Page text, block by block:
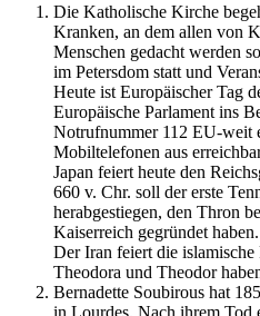
Die Katholische Kirche
Kranken, an dem allen von
Menschen gedacht werden
im Petersdom statt und
Heute ist Europäischer Tag
Europäische Parlament ins
Notrufnummer 112 EU-weit
Mobiltelefonen aus
Japan feiert heute den
660 v. Chr. soll der erste
herabgestiegen, den Thron
Kaiserreich gegründet haben.
Der Iran feiert die
Theodora und Theodor
Bernadette Soubirous hat
in Lourdes. Nach ihrem Tod